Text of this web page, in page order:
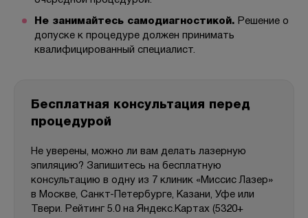
Не занимайтесь самодиагностикой. Решение о
допуске к процедуре должен принимать
квалифицированный специалист.
Бесплатная консультация перед
процедурой
Не уверены, можно ли вам делать лазерную
эпиляцию? Запишитесь на бесплатную
консультацию в одну из 7 клиник «Миссис Лазер»
в Москве, Санкт-Петербурге, Казани, Уфе или
Твери. Рейтинг 5.0 на Яндекс.Картах (5320+